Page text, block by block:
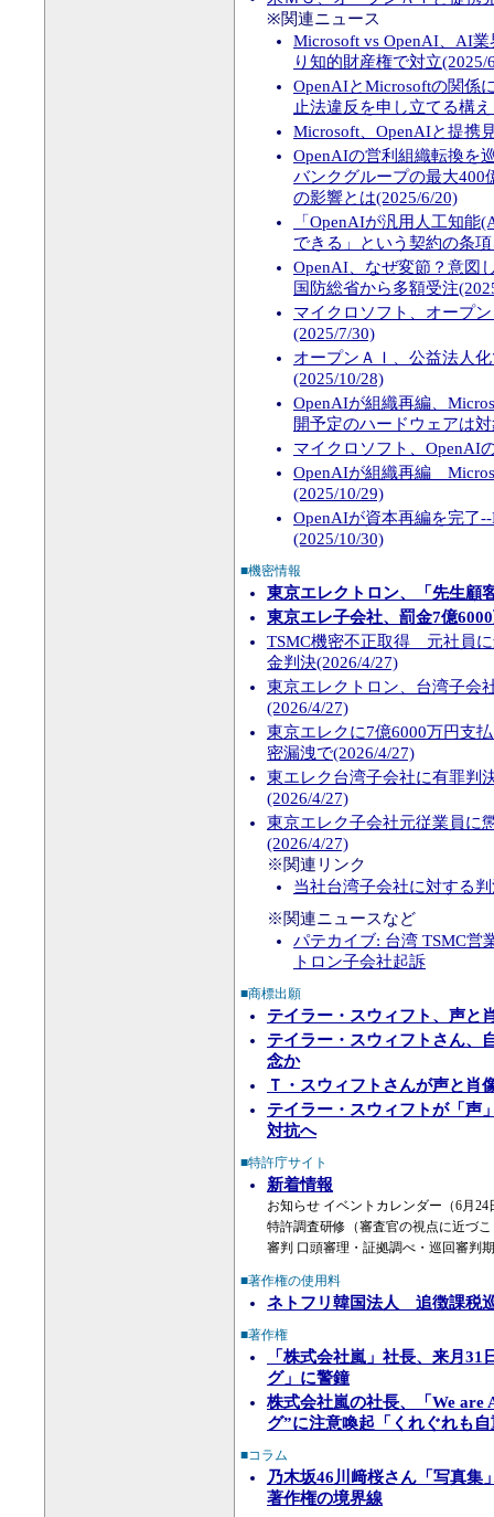
※関連ニュース
Microsoft vs OpenAI、AI
り知的財産権で対立(2025/
OpenAIとMicrosoftの関係
止法違反を申し立てる構
Microsoft、OpenAIと提携
OpenAIの営利組織転換を
バンクグループの最大400
の影響とは(2025/6/20)
「OpenAIが汎用人工知
できる」という契約の条
OpenAI、なぜ変節？意図
国防総省から多額受注
マイクロソフト、オープ
(2025/7/30)
オープンＡＩ、公益法人
(2025/10/28)
OpenAIが組織再編、
開予定のハードウェアは
マイクロソフト、OpenAI
OpenAIが組織再編
(2025/10/29)
OpenAIが資本再編を完了
(2025/10/30)
■機密情報
東京エレクトロン、「先生
東京エレ子会社、罰金7億
TSMC機密不正取得 元社員
金判決(2026/4/27)
東京エレクトロン、台湾子会
(2026/4/27)
東京エレクに7億6000万円支
密漏洩で(2026/4/27)
東エレク台湾子会社に有罪判
(2026/4/27)
東京エレク子会社元従業員に
(2026/4/27)
※関連リンク
当社台湾子会社に対する
※関連ニュースなど
パテカイブ: 台湾 TSMC営
トロン子会社起訴
■商標出願
テイラー・スウィフト、声と
テイラー・スウィフトさん、
念か
Ｔ・スウィフトさんが声と肖
テイラー・スウィフトが「声
対抗へ
■特許庁サイト
新着情報
お知らせ イベントカレンダー（6月
特許調査研修（審査官の視点に近づ
審判 口頭審理・証拠調べ・巡回審判
■著作権の使用料
ネトフリ韓国法人 追徴課税
■著作権
「株式会社嵐」社長、来月
グ」に警鐘
株式会社嵐の社長、「We are
グ”に注意喚起「くれぐれも
■コラム
乃木坂46川﨑桜さん「写真集
著作権の境界線